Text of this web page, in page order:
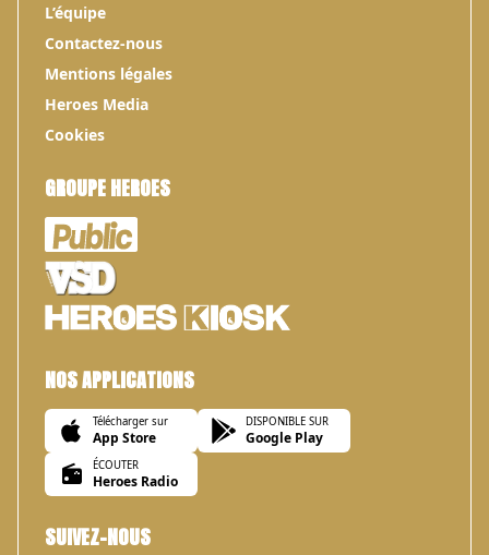
L’équipe
Contactez-nous
Mentions légales
Heroes Media
Cookies
GROUPE HEROES
NOS APPLICATIONS
Télécharger sur
App Store
DISPONIBLE SUR
Google Play
ÉCOUTER
Heroes Radio
SUIVEZ-NOUS